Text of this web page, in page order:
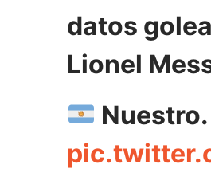
datos
Lionel